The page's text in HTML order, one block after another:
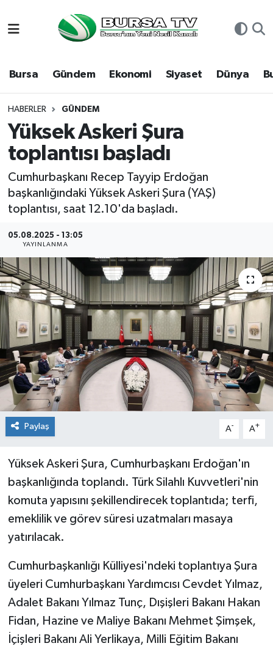
Bursa Gündem Ekonomi Siyaset Dünya
HABERLER GÜNDEM
Yüksek Askeri Şura
toplantısı başladı
Cumhurbaşkanı Recep Tayyip Erdoğan
başkanlığındaki Yüksek Askeri Şura (YAŞ)
toplantısı, saat 12.10'da başladı.
05.08.2025 - 13:05
YAYINLANMA
Paylaş A- A+
Yüksek Askeri Şura, Cumhurbaşkanı Erdoğan'ın
başkanlığında toplandı. Türk Silahlı Kuvvetleri'nin
komuta yapısını şekillendirecek toplantıda; terfi,
emeklilik ve görev süresi uzatmaları masaya
yatırılacak.
Cumhurbaşkanlığı Külliyesi'ndeki toplantıya Şura
üyeleri Cumhurbaşkanı Yardımcısı Cevdet Yılmaz,
Adalet Bakanı Yılmaz Tunç, Dışişleri Bakanı Hakan
Fidan, Hazine ve Maliye Bakanı Mehmet Şimşek,
İçişleri Bakanı Ali Yerlikaya, Milli Eğitim Bakanı
Bursa
Dünya
Eğitim
Ekonomi
Genel
Gündem
Magazin
Sağlık
Siyaset
Spor
Teknoloji
Türkiye
Hava Durumu
Namaz Vakitleri
Trafik Durumu
Süper Lig Puan Durumu ve Fikstür
Tüm Manşetler
Son Dakika Haberleri
Haber Arşivi